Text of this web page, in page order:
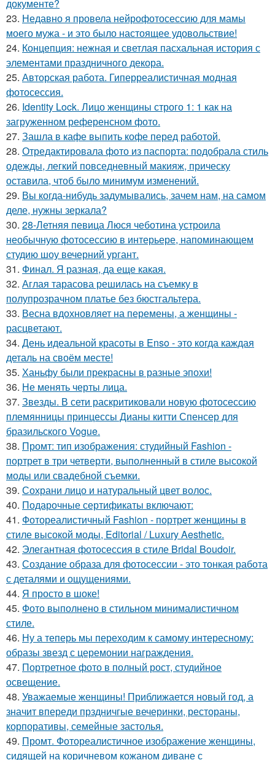
документе?
23. Недавно я провела нейрофотосессию для мамы
моего мужа - и это было настоящее удовольствие!
24. Концепция: нежная и светлая пасхальная история с
элементами праздничного декора.
25. Авторская работа. Гиперреалистичная модная
фотосессия.
26. Identity Lock. Лицо женщины строго 1: 1 как на
загруженном референсном фото.
27. Зашла в кафе выпить кофе перед работой.
28. Отредактировала фото из паспорта: подобрала стиль
одежды, легкий повседневный макияж, прическу
оставила, чтоб было минимум изменений.
29. Вы когда-нибудь задумывались, зачем нам, на самом
деле, нужны зеркала?
30. 28-Летняя певица Люся чеботина устроила
необычную фотосессию в интерьере, напоминающем
студию шоу вечерний ургант.
31. Финал. Я разная, да еще какая.
32. Аглая тарасова решилась на съемку в
полупрозрачном платье без бюстгальтера.
33. Весна вдохновляет на перемены, а женщины -
расцветают.
34. День идеальной красоты в Enso - это когда каждая
деталь на своём месте!
35. Ханьфу были прекрасны в разные эпохи!
36. Не менять черты лица.
37. Звезды. В сети раскритиковали новую фотосессию
племянницы принцессы Дианы китти Спенсер для
бразильского Vogue.
38. Промт: тип изображения: студийный Fashion -
портрет в три четверти, выполненный в стиле высокой
моды или свадебной съемки.
39. Сохрани лицо и натуральный цвет волос.
40. Подарочные сертификаты включают:
41. Фотореалистичный Fashion - портрет женщины в
стиле высокой моды, Editorial / Luxury Aesthetic.
42. Элегантная фотосессия в стиле Bridal Boudoir.
43. Создание образа для фотосессии - это тонкая работа
с деталями и ощущениями.
44. Я просто в шоке!
45. Фото выполнено в стильном минималистичном
стиле.
46. Ну а теперь мы переходим к самому интересному:
образы звезд с церемонии награждения.
47. Портретное фото в полный рост, студийное
освещение.
48. Уважаемые женщины! Приближается новый год, а
значит впереди прздничгые вечеринки, рестораны,
корпоративы, семейные застолья.
49. Промт. Фотореалистичное изображение женщины,
сидящей на коричневом кожаном диване с